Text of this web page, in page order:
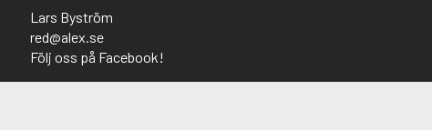
Lars Byström
red@alex.se
Följ oss på Facebook!